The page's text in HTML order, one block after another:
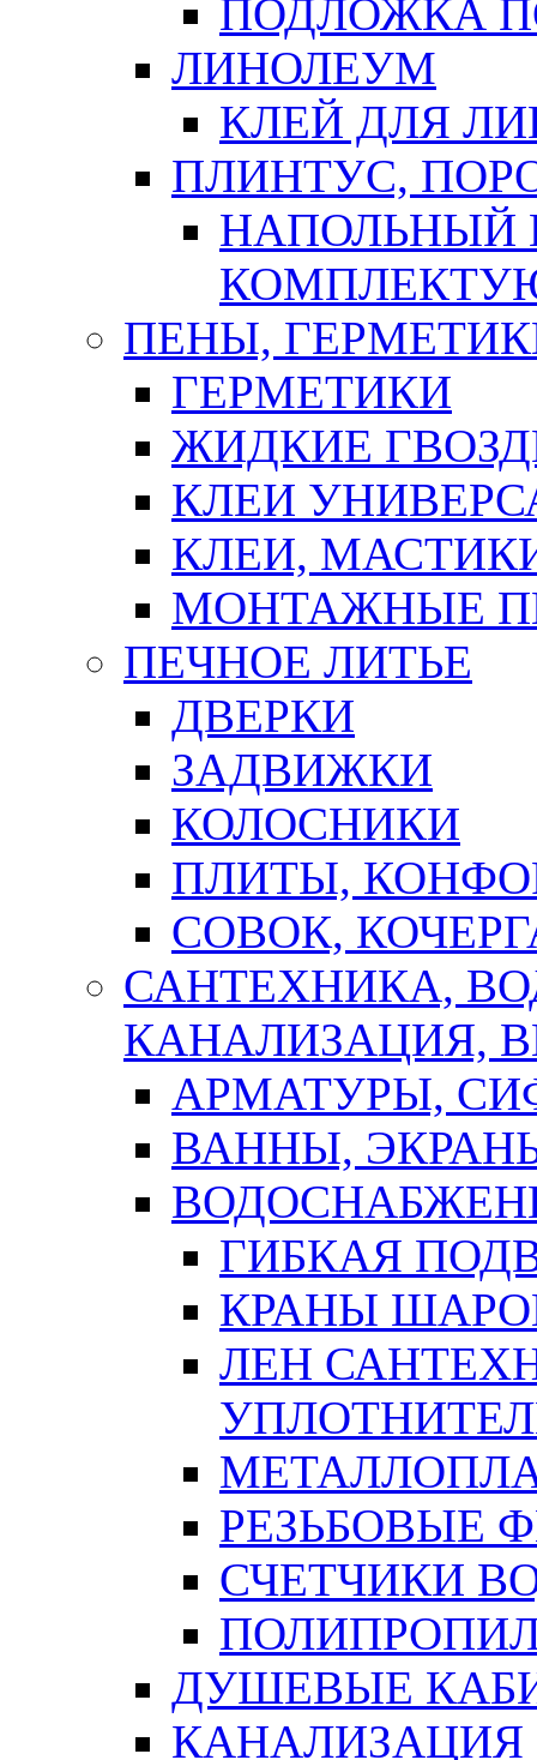
ПОДЛОЖКА
ЛИНОЛЕУМ
КЛЕЙ ДЛЯ
ПЛИНТУС,
НАПОЛЬНЫЙ
ПЕНЫ,
ГЕРМЕТИКИ
ЖИДКИЕ
КЛЕИ
КЛЕИ,
МОНТАЖНЫЕ
ПЕЧНОЕ ЛИТЬЕ
ДВЕРКИ
ЗАДВИЖКИ
КОЛОСНИКИ
ПЛИТЫ,
СОВОК,
САНТЕХНИКА,
КАНАЛИЗАЦИЯ,
АРМАТУРЫ,
ВАННЫ,
ГИБКАЯ
КРАНЫ
ЛЕН
РЕЗЬБОВЫЕ
СЧЕТЧИКИ
ДУШЕВЫЕ
КАНАЛИЗАЦИЯ